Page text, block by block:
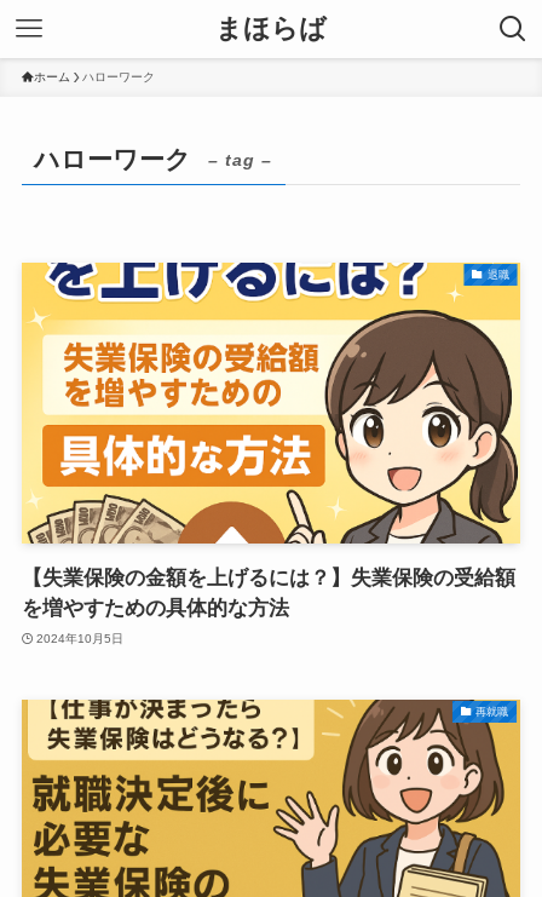
まほらば
ホーム ハローワーク
ハローワーク – tag –
退職
【失業保険の金額を上げるには？】失業保険の受給額
を増やすための具体的な方法
2024年10月5日
再就職